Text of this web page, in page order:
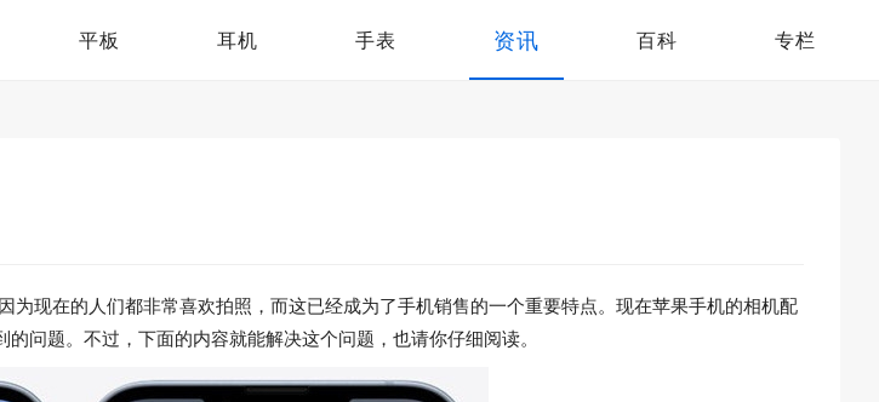
平板 耳机 手表 资讯 百科 专栏
现在的人们都非常喜欢拍照，而这已经成为了手机销售的一个重要特点。现在苹果手机的相机配
问题。不过，下面的内容就能解决这个问题，也请你仔细阅读。